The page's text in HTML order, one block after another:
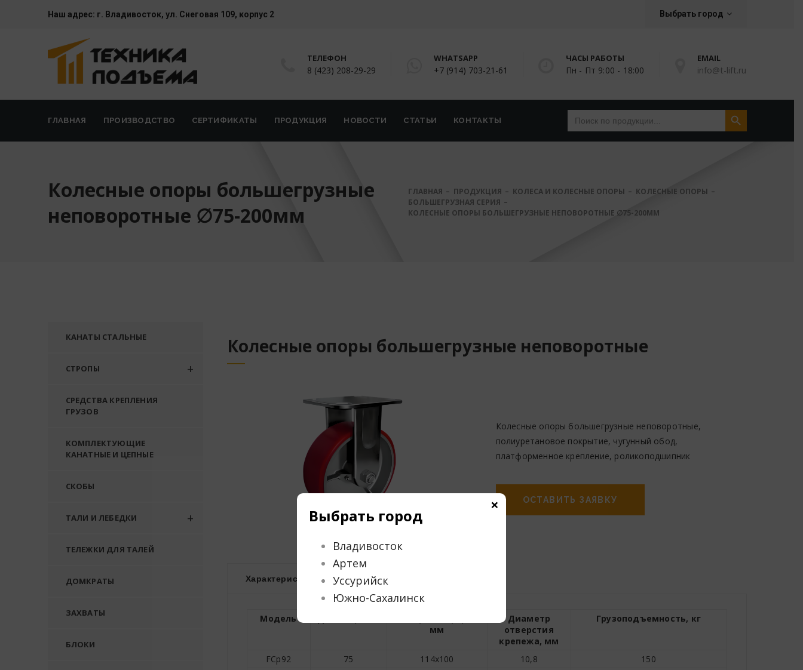
Наш адрес: г. Владивосток, ул. Cнеговая 109, корпус 2 Выбрать город
ТЕЛЕФОН
8 (423) 208-29-29
WHATSAPP
+7 (914) 703-21-61
ЧАСЫ РАБОТЫ
Пн - Пт 9:00 - 18:00
EMAIL
info@t-lift.ru
ГЛАВНАЯ ПРОИЗВОДСТВО СЕРТИФИКАТЫ ПРОДУКЦИЯ НОВОСТИ СТАТЬИ КОНТАКТЫ
Search
for:
Search Button
Колесные опоры большегрузные
неповоротные ∅75-200мм
ГЛАВНАЯ ПРОДУКЦИЯ КОЛЕСА И КОЛЕСНЫЕ ОПОРЫ
КОЛЕСНЫЕ ОПОРЫ
БОЛЬШЕГРУЗНАЯ СЕРИЯ
КОЛЕСНЫЕ ОПОРЫ БОЛЬШЕГРУЗНЫЕ НЕПОВОРОТНЫЕ ∅75-200ММ
КАНАТЫ СТАЛЬНЫЕ
СТРОПЫ
СРЕДСТВА КРЕПЛЕНИЯ
ГРУЗОВ
КОМПЛЕКТУЮЩИЕ
КАНАТНЫЕ И ЦЕПНЫЕ
СКОБЫ
ТАЛИ И ЛЕБЕДКИ
ТЕЛЕЖКИ ДЛЯ ТАЛЕЙ
ДОМКРАТЫ
ЗАХВАТЫ
БЛОКИ
Колесные опоры большегрузные неповоротные
Колесные опоры большегрузные неповоротные,
полиуретановое покрытие, чугунный обод,
платформенное крепление, роликоподшипник
ОСТАВИТЬ ЗАЯВКУ
Характеристики Прайс-лист
Модель
мм
Диаметр
отверстия
крепежа, мм
Грузоподъемность, кг
FCp92 75 114х100 10,8
150
Выбрать город
Владивосток
Артем
Уссурийск
Южно-Сахалинск
×